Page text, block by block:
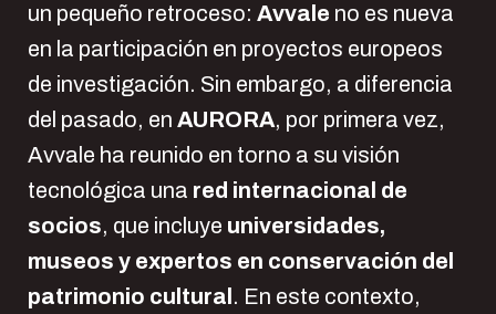
un pequeño retroceso: Avvale no es nueva
en la participación en proyectos europeos
de investigación. Sin embargo, a diferencia
del pasado, en AURORA, por primera vez,
Avvale ha reunido en torno a su visión
tecnológica una red internacional de
socios, que incluye universidades,
museos y expertos en conservación del
patrimonio cultural . En este contexto,